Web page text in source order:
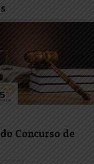
Concurso de